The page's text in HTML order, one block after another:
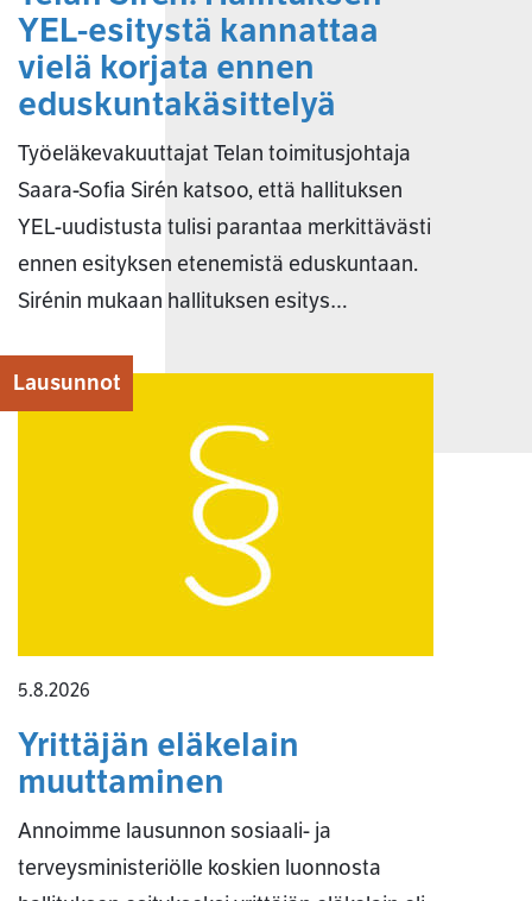
YEL-esitystä kannattaa
vielä korjata ennen
eduskuntakäsittelyä
Työeläkevakuuttajat Telan toimitusjohtaja
Saara-Sofia Sirén katsoo, että hallituksen
YEL-uudistusta tulisi parantaa merkittävästi
ennen esityksen etenemistä eduskuntaan.
Sirénin mukaan hallituksen esitys…
Lausunnot
5.8.2026
Yrittäjän eläkelain
muuttaminen
Annoimme lausunnon sosiaali- ja
terveysministeriölle koskien luonnosta